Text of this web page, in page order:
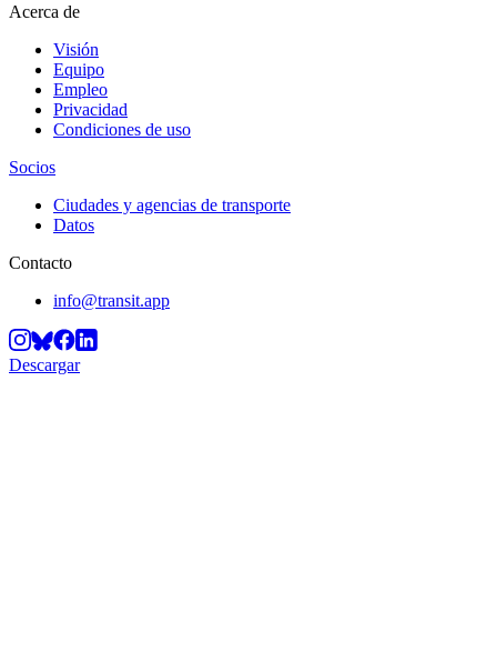
Acerca de
Visión
Equipo
Empleo
Privacidad
Condiciones de uso
Socios
Ciudades y agencias de transporte
Datos
Contacto
info@transit.app
Descargar